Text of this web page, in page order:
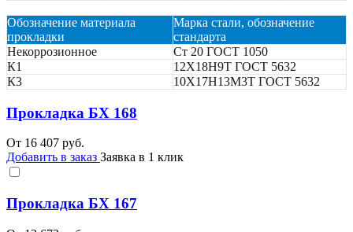
Обозначение материала
прокладки
Марка стали, обозначение
стандарта
Некоррозионное
Ст 20 ГОСТ 1050
К1
12Х18Н9Т ГОСТ 5632
К3
10Х17Н13М3Т ГОСТ 5632
Прокладка БХ 168
От 16 407 руб.
Добавить в заказ Заявка в 1 клик
Прокладка БХ 167